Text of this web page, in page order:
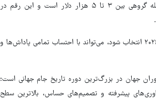
خواهند کرد. برآوردها نشان می‌دهد حق‌الزحمه هر مسابقه در مرحله گروهی بین ۳ تا ۵ هزار دلار است و این رقم در
در چنین شرایطی، داوری که به عنوان قاضی دیدار فینال جام جهانی ۲۰۲۶ انتخاب شود، می‌تواند با احتساب تمامی پاداش‌ها و
جهان در بزرگ‌ترین دوره تاریخ جام جهانی است؛
پیشرفته و تصمیم‌های حساس، بالاترین سطح